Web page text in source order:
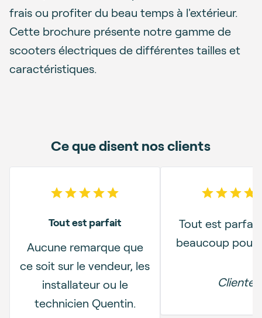
frais ou profiter du beau temps à l'extérieur.
Cette brochure présente notre gamme de
scooters électriques de différentes tailles et
caractéristiques.
Ce que disent nos clients
5 out of 5 stars
Tout est parfait
Aucune remarque que
ce soit sur le vendeur, les
installateur ou le
technicien Quentin.
5 out
Tout est
beaucoup pour
Cliente